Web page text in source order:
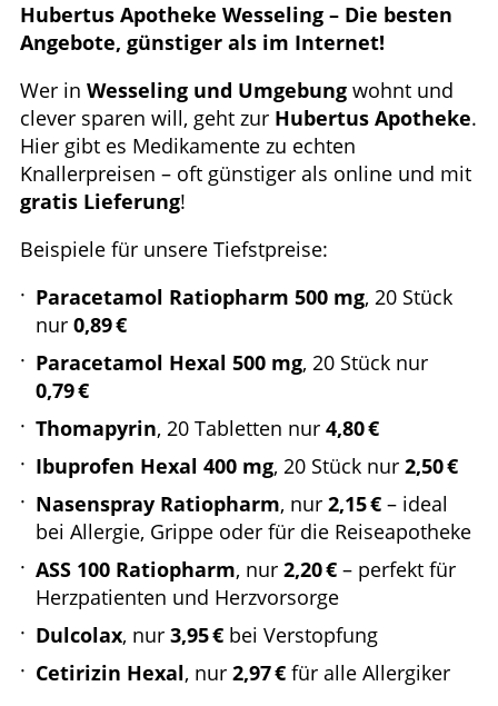
ELTERN UND KIND
GESUND IM ALTER
Hubertus Apotheke Wesseling – Die besten
Angebote, günstiger als im Internet!
Wer in Wesseling und Umgebung wohnt und
clever sparen will, geht zur Hubertus Apotheke.
Hier gibt es Medikamente zu echten
Knallerpreisen – oft günstiger als online und mit
gratis Lieferung!
Beispiele für unsere Tiefstpreise:
Paracetamol Ratiopharm 500 mg, 20 Stück
nur 0,89 €
Paracetamol Hexal 500 mg, 20 Stück nur
0,79 €
Thomapyrin, 20 Tabletten nur 4,80 €
Ibuprofen Hexal 400 mg, 20 Stück nur 2,50 €
Nasenspray Ratiopharm, nur 2,15 €– ideal
bei Allergie, Grippe oder für die Reiseapotheke
ASS 100 Ratiopharm, nur 2,20 €– perfekt für
Herzpatienten und Herzvorsorge
Dulcolax, nur 3,95 €bei Verstopfung
Cetirizin Hexal, nur 2,97 €für alle Allergiker